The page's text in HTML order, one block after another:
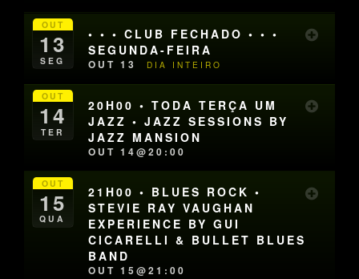
OUT
13
SEG
• • • CLUB FECHADO • • •
SEGUNDA-FEIRA
OUT 13 DIA INTEIRO
OUT
14
TER
20H00 • TODA TERÇA UM
JAZZ • JAZZ SESSIONS BY
JAZZ MANSION
OUT 14@20:00
OUT
15
QUA
21H00 • BLUES ROCK •
STEVIE RAY VAUGHAN
EXPERIENCE BY GUI
CICARELLI & BULLET BLUES
BAND
OUT 15@21:00